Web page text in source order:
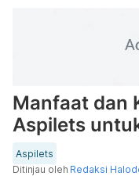
Manfaat dan
Aspilets
Aspilets
Ditinjau oleh Redaksi